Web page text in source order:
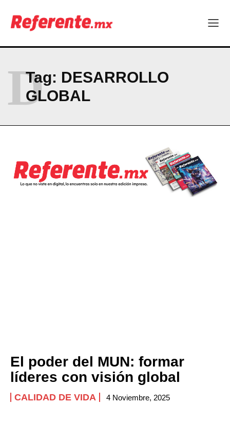
Tag: DESARROLLO
GLOBAL
D
El poder del MUN: formar
líderes con visión global
CALIDAD DE VIDA 4 Noviembre, 2025